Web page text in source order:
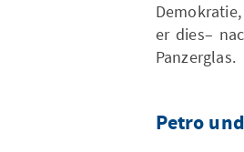
er dies–
Panzerglas.
Petro